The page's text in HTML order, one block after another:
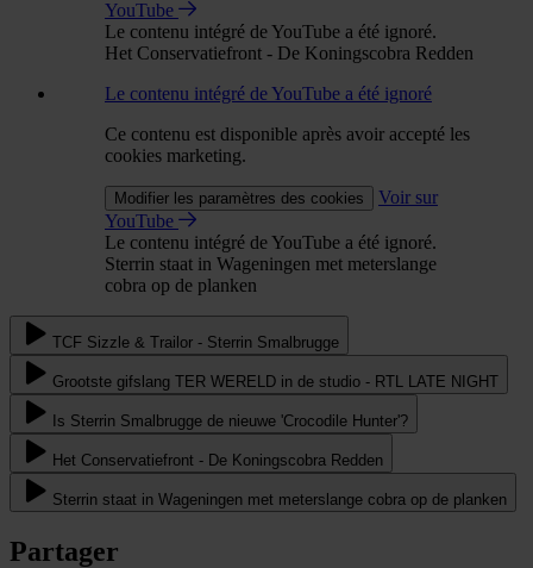
YouTube
Le contenu intégré de YouTube a été ignoré.
Het Conservatiefront - De Koningscobra Redden
Le contenu intégré de YouTube a été ignoré
Ce contenu est disponible après avoir accepté les
cookies marketing.
Modifier les paramètres des cookies
Voir sur
YouTube
Le contenu intégré de YouTube a été ignoré.
Sterrin staat in Wageningen met meterslange
cobra op de planken
TCF Sizzle & Trailor - Sterrin Smalbrugge
Grootste gifslang TER WERELD in de studio - RTL LATE NIGHT
Is Sterrin Smalbrugge de nieuwe 'Crocodile Hunter'?
Het Conservatiefront - De Koningscobra Redden
Sterrin staat in Wageningen met meterslange cobra op de planken
Partager